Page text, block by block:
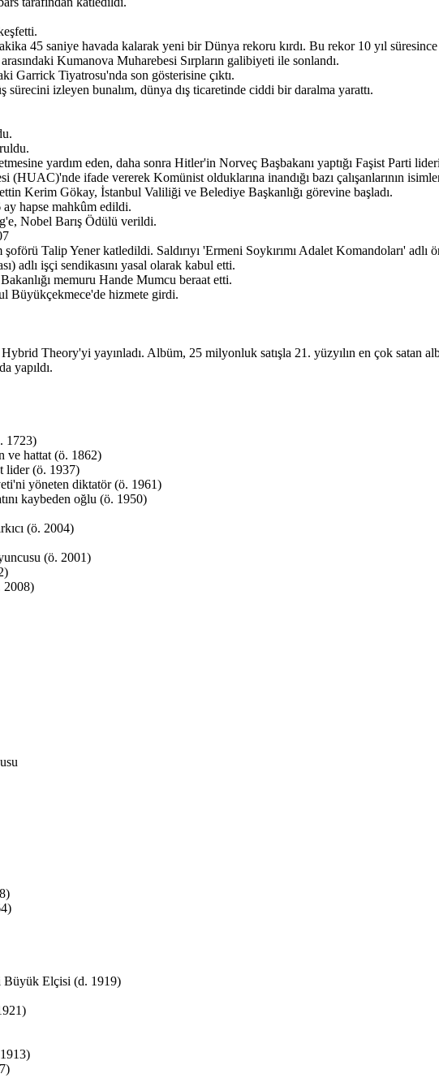
45 saniye havada kalarak yeni bir Dünya rekoru kırdı. Bu rekor 10 yıl süresince
Kumanova Muharebesi Sırpların galibiyeti ile sonlandı.
Tiyatrosu'nda son gösterisine çıktı.
izleyen bunalım, dünya dış ticaretinde ciddi bir daralma yarattı.
yardım eden, daha sonra Hitler'in Norveç Başbakanı yaptığı Faşist Parti
ifade vererek Komünist olduklarına inandığı bazı çalışanlarının
Kerim Gökay, İstanbul Valiliği ve Belediye Başkanlığı görevine başladı.
hapse mahkûm edildi.
Nobel Barış Ödülü verildi.
Talip Yener katledildi. Saldırıyı 'Ermeni Soykırımı Adalet Komandoları' adlı
adlı işçi sendikasını yasal olarak kabul etti.
memuru Hande Mumcu beraat etti.
Büyükçekmece'de hizmete girdi.
Theory'yi yayınladı. Albüm, 25 milyonluk satışla 21. yüzyılın en çok satan
yapıldı.
1723)
ve hattat (ö. 1862)
lider (ö. 1937)
yöneten diktatör (ö. 1961)
kaybeden oğlu (ö. 1950)
(ö. 2004)
(ö. 2001)
2008)
Büyük Elçisi (d. 1919)